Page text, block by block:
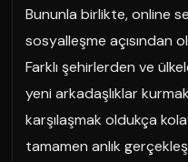
Bununla birlikte, online
sosyalleşme açısından
Farklı şehirlerden ve
yeni arkadaşlıklar
karşılaşmak oldukça
tamamen anlık